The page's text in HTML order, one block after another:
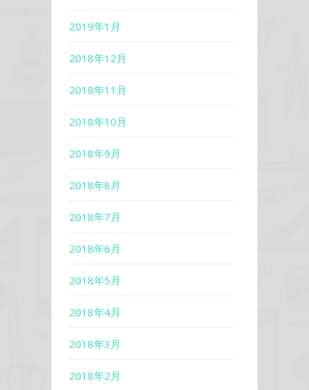
2019年1月
2018年12月
2018年11月
2018年10月
2018年9月
2018年8月
2018年7月
2018年6月
2018年5月
2018年4月
2018年3月
2018年2月